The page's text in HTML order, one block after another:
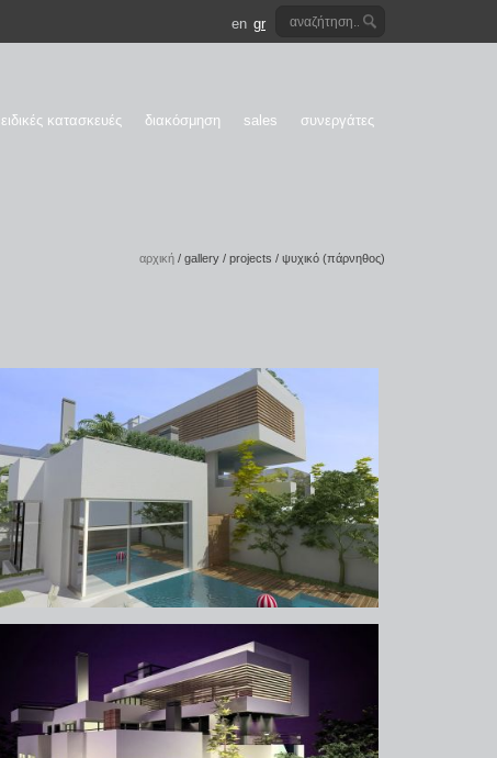
en gr
ειδικές κατασκευές διακόσμηση sales συνεργάτες
αρχική / gallery / projects / ψυχικό (πάρνηθος)
ψυχικό (πάρνηθος)